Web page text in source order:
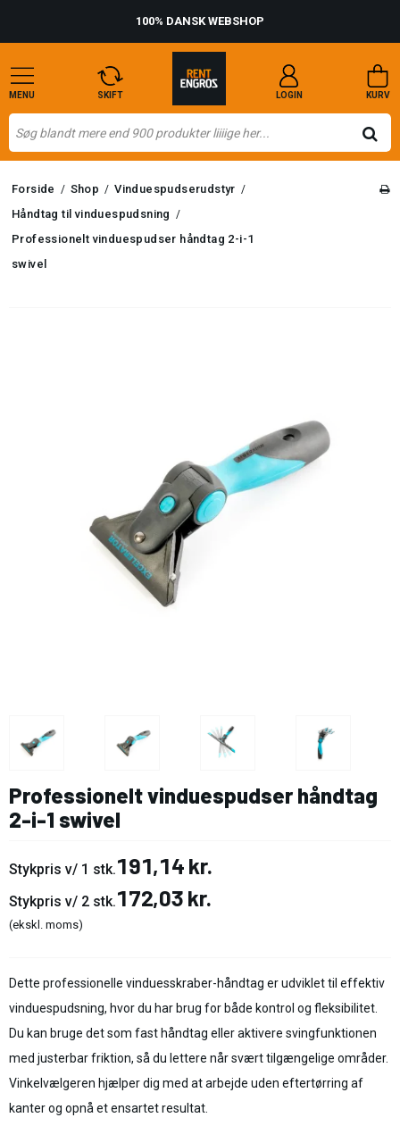
100% DANSK WEBSHOP
MENU SKIFT LOGIN KURV
Forside / Shop / Vinduespudserudstyr /
Håndtag til vinduespudsning /
Professionelt vinduespudser håndtag 2-i-1
swivel
Professionelt vinduespudser håndtag
2-i-1 swivel
Stykpris v/ 1 stk.191,14 kr.
Stykpris v/ 2 stk.172,03 kr.
(ekskl. moms)
Dette professionelle vinduesskraber-håndtag er udviklet til effektiv
vinduespudsning, hvor du har brug for både kontrol og fleksibilitet.
Du kan bruge det som fast håndtag eller aktivere svingfunktionen
med justerbar friktion, så du lettere når svært tilgængelige områder.
Vinkelvælgeren hjælper dig med at arbejde uden eftertørring af
kanter og opnå et ensartet resultat.